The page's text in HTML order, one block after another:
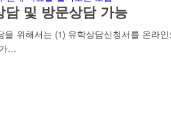
및 방문상담 가능
위해서는 (1) 유학상담신청서를 온라
…